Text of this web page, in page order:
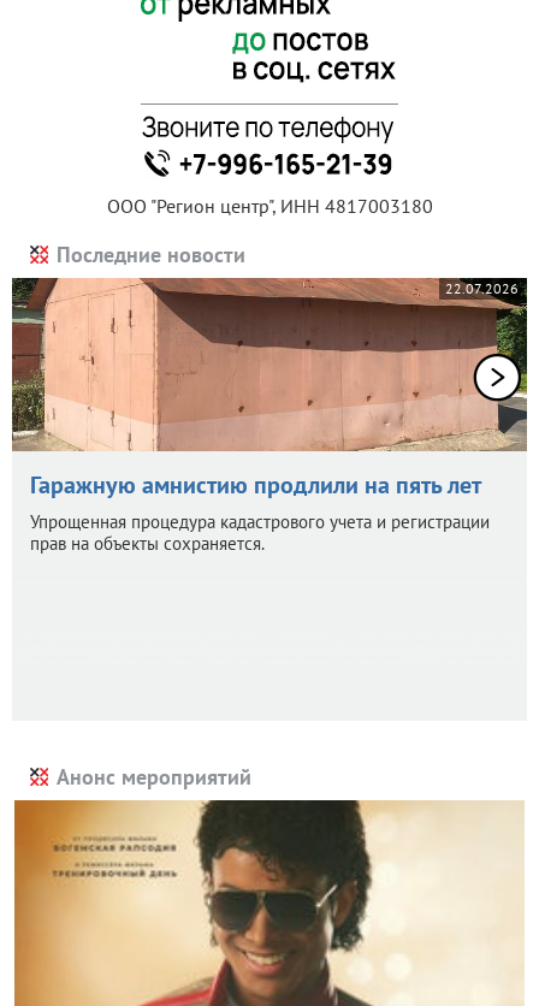
ООО "Регион центр", ИНН 4817003180
Последние новости
22.07.2026
Гаражную амнистию продлили на пять лет
Упрощенная процедура кадастрового учета и регистрации
прав на объекты сохраняется.
Анонс мероприятий